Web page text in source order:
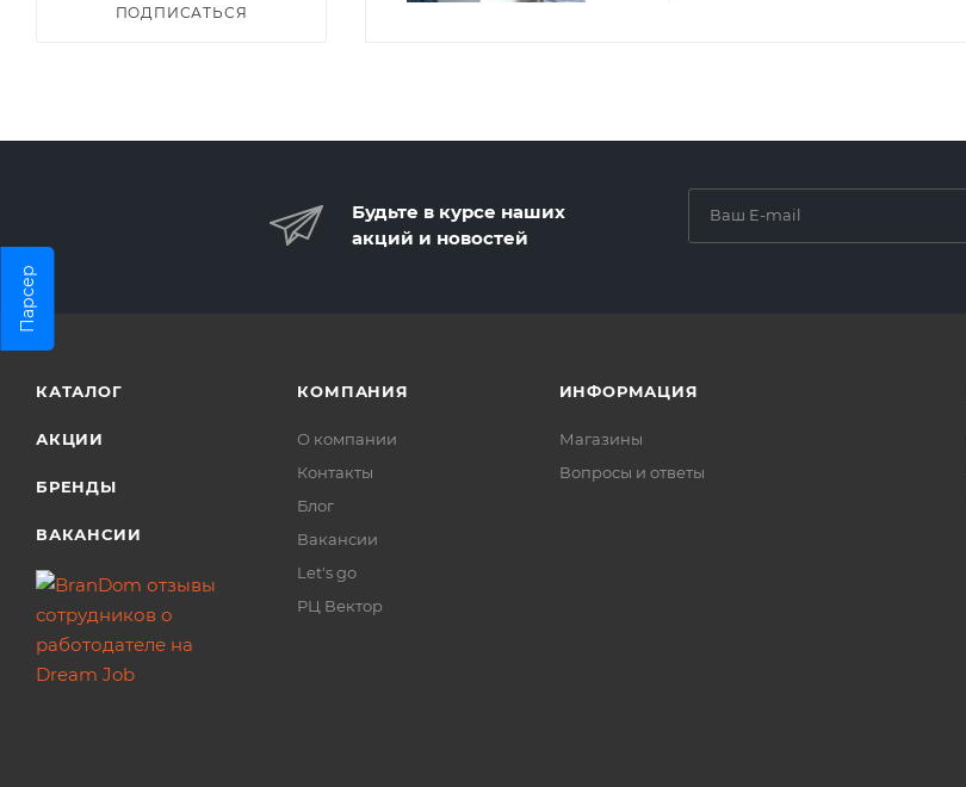
Парсер
ПОДПИСАТЬСЯ
Будьте в курсе наших
акций и новостей
КАТАЛОГ
АКЦИИ
БРЕНДЫ
ВАКАНСИИ
КОМПАНИЯ
О компании
Контакты
Блог
Вакансии
Let's go
РЦ Вектор
ИНФОРМАЦИЯ
Магазины
Вопросы и ответы